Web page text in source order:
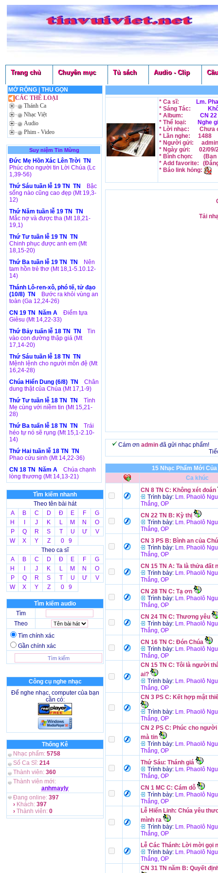
Trang chủ Chuyên mục Tủ sách Audio - Clip
MỞ RỘNG
THU GỌN
CÁC THỂ LOẠI
Thánh Ca
Nhạc Việt
Audio
Phim - Video
Suy niệm Tin Mừng
Đức Mẹ Hồn Xác Lên Trời TN
Phúc cho người tin Lời Chúa (Lc
1,39-56)
Thứ Sáu tuần lễ 19 TN TN
Bậc
sống nào cũng cao đẹp (Mt 19,3-
12)
Thứ Năm tuần lễ 19 TN TN
Mắc nợ và được tha (Mt 18,21-
19,1)
Thứ Tư tuần lễ 19 TN TN
Chinh phục được anh em (Mt
18,15-20)
Thứ Ba tuần lễ 19 TN TN
Nên
tam hồn trẻ thơ (Mt 18,1-5.10.12-
14)
Thánh Lô-ren-xô, phó tế, tử đạo
(10/8) TN
Bước ra khỏi vùng an
toàn (Ga 12,24-26)
CN 19 TN Năm A
Điểm tựa
Giêsu (Mt 14,22-33)
Thứ Bảy tuấn lễ 18 TN TN
Tin
vào con đường thập giá (Mt
17,14-20)
Thứ Sáu tuần lễ 18 TN TN
Mệnh lệnh cho người môn đệ (Mt
16,24-28)
Chúa Hiển Dung (6/8) TN
Chân
dung thật của Chúa (Mt 17,1-9)
Thứ Tư tuần lễ 18 TN TN
Tình
Mẹ cùng với niềm tin (Mt 15,21-
28)
Thứ Ba tuấn lễ 18 TN TN
Trái
héo tự nó sẽ rụng (Mt 15,1-2.10-
14)
Thứ Hai tuần lễ 18 TN TN
Phao cứu sinh (Mt 14,22-36)
CN 18 TN Năm A
Chúa chạnh
lòng thương (Mt 14,13-21)
Tìm kiếm nhanh
Theo tên bài hát
A
B C D Đ E F
G
H
J K L M N
O
P
Q R S T U Ư
V
W
X Y Z
0 9
Theo ca sĩ
A
B C D Đ E F
G
H
J K L M N
O
P
Q R S T U Ư
V
W
X Y Z 0 9
Tìm kiếm audio
Tìm
Theo
Tìm chính xác
Gần chính xác
Công cụ nghe nhạc
Để nghe nhạc, computer của bạn
cần có:
Thống Kê
Nhạc phẩm: 5758
Số Ca Sĩ: 214
Thành viên: 360
Thành viên mới:
anhmayly
Đang online: 397
› Khách: 397
› Thành viên: 0
* Ca sĩ:
Lm.
* Sáng Tác:
* Album:
CN
* Thể loại:
Nghe
* Lời nhạc:
Chưa
* Lần nghe:
1488
* Người gửi:
admin
* Ngày gửi:
02/09/
* Bình chọn:
(Bạn
* Add favorite:
* Báo link hỏng:
Tải
Cám ơn admin đã gửi nhạc phẩm!
15 Nhạc Phẩm Mới
Ca khúc
CN 8 TN C: Không xét đoán
Trình bày: Lm. Phaolô
Thắng, OP
CN 22 TN B: Kỳ thị
Trình bày: Lm. Phaolô
Thắng, OP
CN 3 PS B: Bình an của
Trình bày: Lm. Phaolô
Thắng, OP
CN 15 TN A: Ta là thửa đất
Trình bày: Lm. Phaolô
Thắng, OP
CN 28 TN C: Tạ ơn
Trình bày: Lm. Phaolô
Thắng, OP
CN 24 TN C: Thương yêu
Trình bày: Lm. Phaolô
Thắng, OP
CN 16 TN C: Đón Chúa
Trình bày: Lm. Phaolô
Thắng, OP
CN 15 TN C: Tôi là người
ai?
Trình bày: Lm. Phaolô
Thắng, OP
CN 3 PS C: Kết hợp mật
Trình bày: Lm. Phaolô
Thắng, OP
CN 2 PS C: Phúc cho
mà tin
Trình bày: Lm. Phaolô
Thắng, OP
Thứ Sáu: Thánh giá
Trình bày: Lm. Phaolô
Thắng, OP
CN 1 MC C: Cám dỗ
Trình bày: Lm. Phaolô
Thắng, OP
Lễ Hiển Linh: Chúa yêu
mình ra
Trình bày: Lm. Phaolô
Thắng, OP
Lễ Các Thánh: Lời mời gọi
Trình bày: Lm. Phaolô
Thắng, OP
CN 31 TN năm B: Quyết